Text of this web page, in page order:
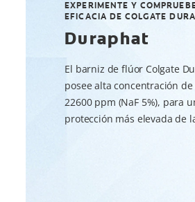
EXPERIMENTE Y
EFICACIA DE COLGATE
Duraphat
El barniz de flúor Colgate
posee alta concentración
22600 ppm (NaF 5%), para
protección más elevada de